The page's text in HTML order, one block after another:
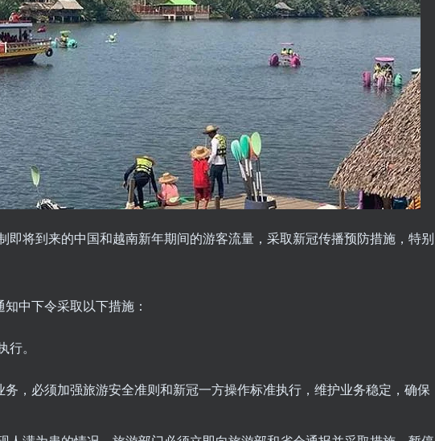
即将到来的中国和越南新年期间的游客流量，采取新冠传播预防措施，特别
中下令采取以下措施：
。
，必须加强旅游安全准则和新冠一方操作标准执行，维护业务稳定，确保